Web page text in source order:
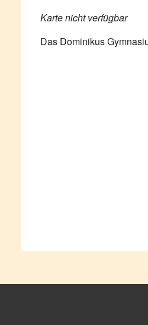
Karte nicht verfügbar
Das Dominikus